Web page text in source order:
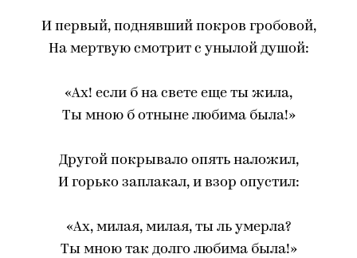
И первый, поднявший покров гробовой,
На мертвую смотрит с унылой душой:
«Ах! если б на свете еще ты жила,
Ты мною б отныне любима была!»
Другой покрывало опять наложил,
И горько заплакал, и взор опустил:
«Ах, милая, милая, ты ль умерла?
Ты мною так долго любима была!»